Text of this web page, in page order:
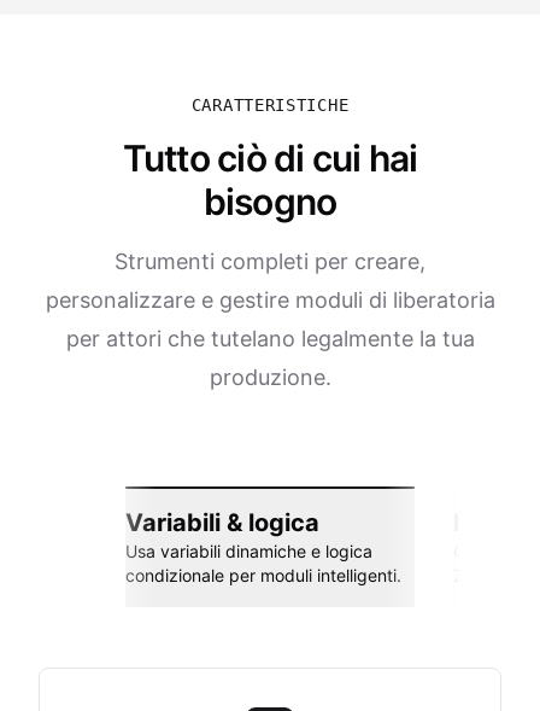
CARATTERISTICHE
Tutto ciò di cui hai
bisogno
Strumenti completi per creare,
personalizzare e gestire moduli di liberatoria
per attori che tutelano legalmente la tua
produzione.
Variabili & logica
Usa variabili dinamiche e logica
condizionale per moduli intelligenti.